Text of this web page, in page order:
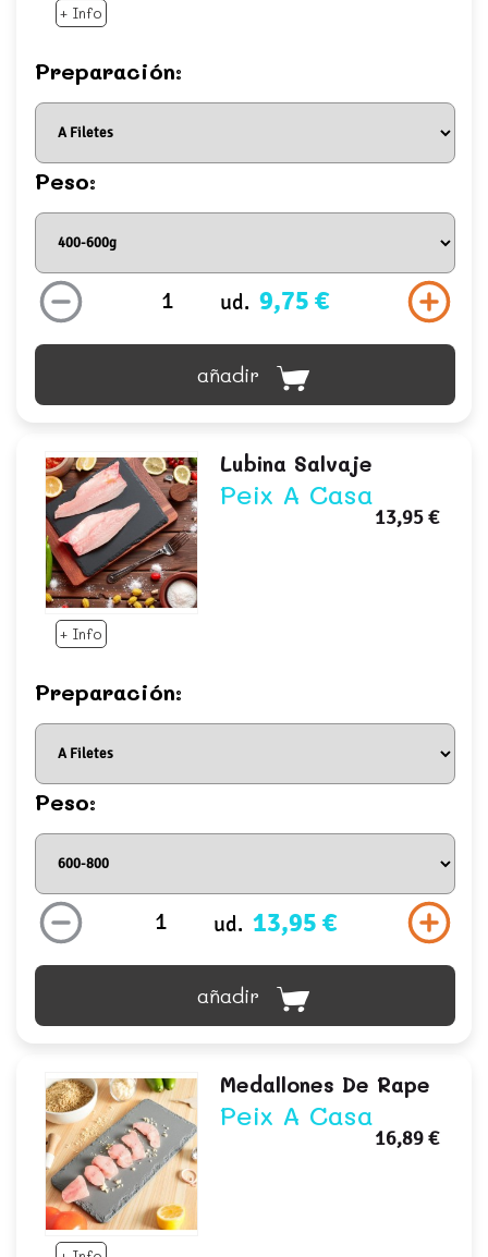
+ Info
Preparación:
Peso:
ud. 9,75 €
añadir
+ Info
Lubina Salvaje
Peix A Casa
13,95 €
Preparación:
Peso:
ud. 13,95 €
añadir
Medallones De Rape
Peix A Casa
16,89 €